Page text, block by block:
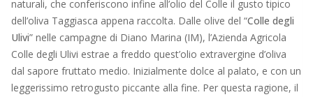
naturali, che conferiscono infine all’olio del Colle il gusto tipico
dell’oliva Taggiasca appena raccolta. Dalle olive del “Colle degli
Ulivi” nelle campagne di Diano Marina (IM), l’Azienda Agricola
Colle degli Ulivi estrae a freddo quest’olio extravergine d’oliva
dal sapore fruttato medio. Inizialmente dolce al palato, e con un
leggerissimo retrogusto piccante alla fine. Per questa ragione, il